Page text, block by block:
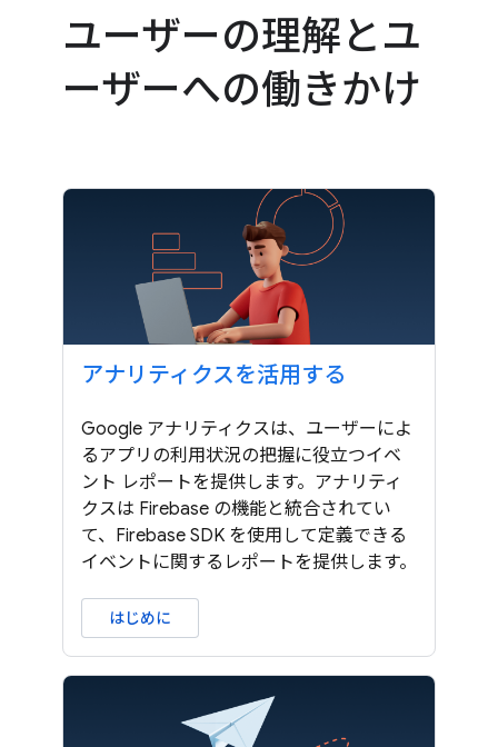
ユーザーの理解とユ
ーザーへの働きかけ
アナリティクスを活用する
Google アナリティクスは、ユーザーによ
るアプリの利用状況の把握に役立つイベ
ント レポートを提供します。アナリティ
クスは Firebase の機能と統合されてい
て、Firebase SDK を使用して定義できる
イベントに関するレポートを提供します。
はじめに